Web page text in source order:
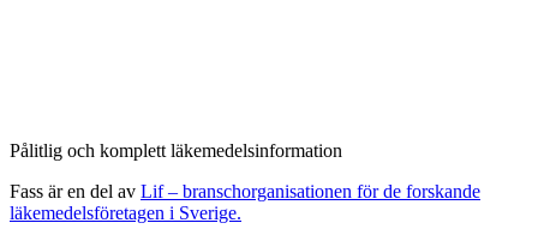
Pålitlig och komplett läkemedelsinformation
Fass är en del av Lif – branschorganisationen för de forskande
läkemedelsföretagen i Sverige.